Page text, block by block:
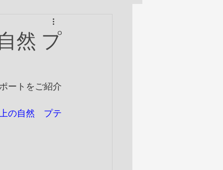
然 プ
ートをご紹介
上の自然　プテ